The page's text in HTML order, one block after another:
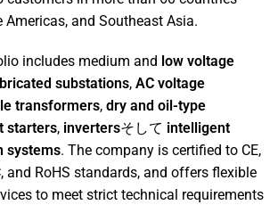
Americas, and Southeast Asia.
includes medium and low voltage
substations, AC voltage
transformers, dry and oil-type
starters, invertersそして intelligent
systems. The company is certified to CE,
and RoHS standards, and offers flexible
to meet strict technical requirements